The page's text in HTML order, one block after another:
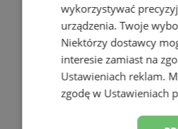
wykorzystywać
urządzenia. Twoje
Niektórzy dostawcy
interesie zamiast na
Ustawieniach reklam.
zgodę w Ustawieniach